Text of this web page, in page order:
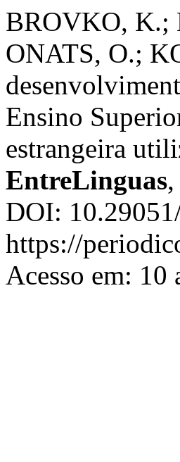
BROVKO, K.;
ONATS, O.;
Ensino
estrangeira
EntreLinguas
DOI:
https://
Acesso em: 10